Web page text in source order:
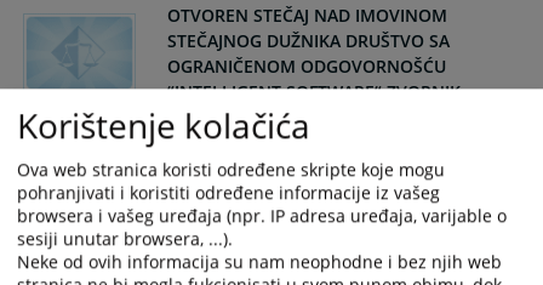
OTVOREN STEČAJ NAD IMOVINOM
STEČAJNOG DUŽNIKA DRUŠTVO SA
OGRANIČENOM ODGOVORNOŠĆU
“INTELLIGENT SOFTWARE“ ZVORNIK
Okružni privredni sud u Bijeljini, dana 31.07.2026. godine,
donio je Rješenje, kojim se otvara postupak stečaja nad
imovinom stečajnog dužnika Društvo sa ograničenom
odgovornošću "INTELLIGENT SOFTWARE" Zvornik.
31.07.2026.
Korištenje kolačića
Ova web stranica koristi određene skripte koje mogu
pohranjivati i koristiti određene informacije iz vašeg
browsera i vašeg uređaja (npr. IP adresa uređaja, varijable o
sesiji unutar browsera, ...).
Neke od ovih informacija su nam neophodne i bez njih web